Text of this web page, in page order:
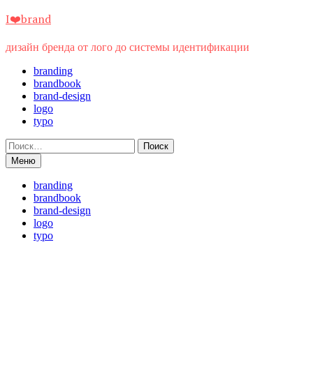
Перейти
содержимому
I❤️brand
дизайн бренда от лого до системы идентификации
branding
brandbook
brand-design
logo
typo
Найти:
Меню
branding
brandbook
brand-design
logo
typo